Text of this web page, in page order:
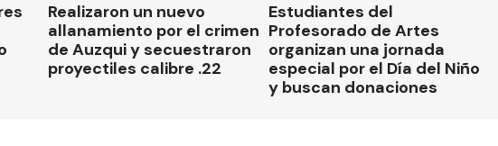
Realizaron un nuevo
allanamiento por el crimen
de Auzqui y secuestraron
proyectiles calibre .22
Estudiantes del
Profesorado de Artes
organizan una jornada
especial por el Día del Niño
y buscan donaciones